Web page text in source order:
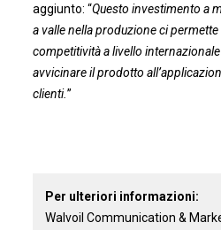
aggiunto: “Questo investimento a
a valle nella produzione ci
competitività a livello
avvicinare il prodotto
clienti.’’
Per ulteriori informazioni:
Walvoil Communication &